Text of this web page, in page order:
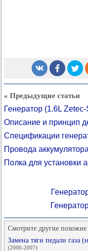
« Предыдущие статьи
Генератор (1.6L
Описание и принцип
Спецификации
Провода
Полка для установки
Смотрите другие
Замена тяги педали газа
(2000-2007)